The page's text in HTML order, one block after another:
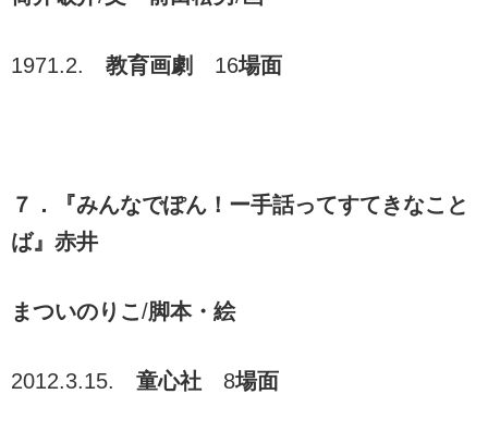
1971.2. 教育画劇 16場面
７．『みんなでぽん！ー手話ってすてきなこと
ば』赤井
まついのりこ/脚本・絵
2012.3.15. 童心社 8場面